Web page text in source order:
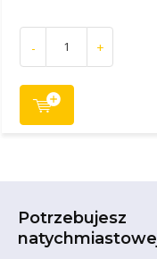
- +
Potrzebujesz